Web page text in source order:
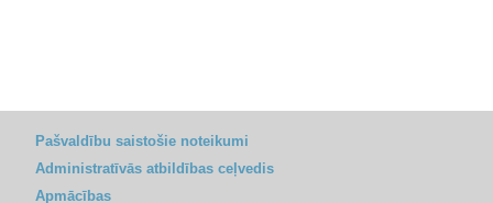
Pašvaldību saistošie noteikumi
Administratīvās atbildības ceļvedis
Apmācības